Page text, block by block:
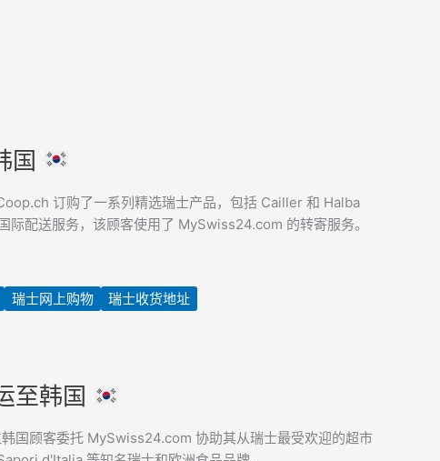
国
订购了一系列精选瑞士产品，包括 Cailler 和 Halba
配送服务，该顾客使用了 MySwiss24.com 的转寄服务。
瑞士网上购物
瑞士收货地址
至韩国
国顾客委托 MySwiss24.com 协助其从瑞士最受欢迎的超市